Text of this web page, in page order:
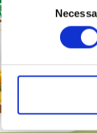
digitali).
Approfondisci
modificare o
Utilizziamo i
del
consenso